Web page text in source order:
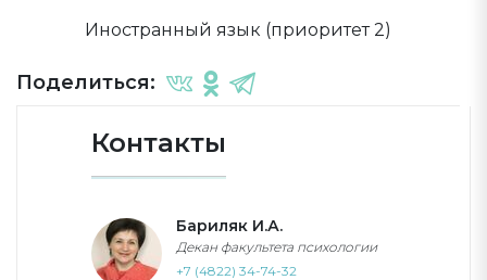
Иностранный язык (приоритет 2)
Поделиться:
Контакты
Бариляк И.А.
Декан факультета психологии
+7 (4822) 34-74-32